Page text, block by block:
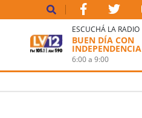
ESCUCHÁ LA RADIO
BUEN DÍA CON
INDEPENDENCIA
6:00a9:00